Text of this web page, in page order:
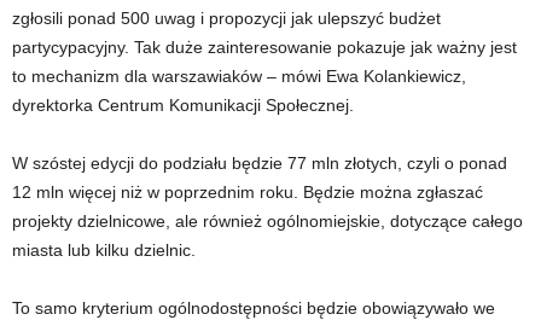
zgłosili ponad 500 uwag i propozycji jak ulepszyć budżet
partycypacyjny. Tak duże zainteresowanie pokazuje jak ważny jest
to mechanizm dla warszawiaków – mówi Ewa Kolankiewicz,
dyrektorka Centrum Komunikacji Społecznej.
W szóstej edycji do podziału będzie 77 mln złotych, czyli o ponad
12 mln więcej niż w poprzednim roku. Będzie można zgłaszać
projekty dzielnicowe, ale również ogólnomiejskie, dotyczące całego
miasta lub kilku dzielnic.
To samo kryterium ogólnodostępności będzie obowiązywało we